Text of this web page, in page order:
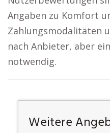
Angaben zu Komfort
Zahlungsmodalitäten
nach Anbieter, aber
notwendig.
Weitere